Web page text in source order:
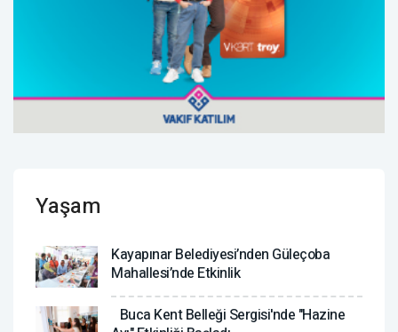
Yaşam
Kayapınar Belediyesi’nden Güleçoba
Mahallesi’nde Etkinlik
Buca Kent Belleği Sergisi'nde "Hazine